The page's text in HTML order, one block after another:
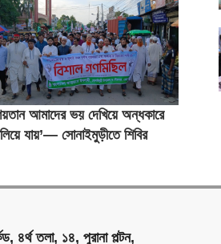
আমাদের ভয় দেখিয়ে অন্ধকারে
যায়’— সোনাইমুড়ীতে শিবির
৪র্থ তলা, ১৪, পুরানা পল্টন,